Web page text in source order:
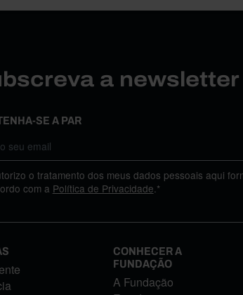
a
SE A PAR
o tratamento dos meus dados pessoais aqui
com a Política de Privacidade.*
CONHECER A
FUNDAÇÃO
A Fundação